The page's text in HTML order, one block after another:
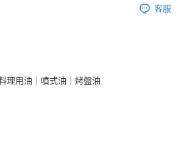
客服
理用油｜噴式油｜烤盤油